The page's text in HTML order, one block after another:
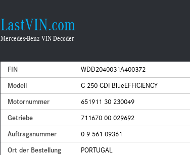
LastVIN.com
Mercedes-Benz VIN Decoder
FIN
WDD2040031A400372
Modell
C 250 CDI BlueEFFICIENCY
Motornummer
651911 30 230049
Getriebe
711670 00 029692
Auftragsnummer
0 9 561 09361
Ort der Bestellung
PORTUGAL